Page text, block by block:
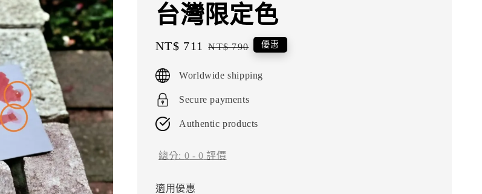
台灣限定色
Sale
NT$ 711 Regular
NT$ 790 優惠
Worldwide shipping
Secure payments
Authentic products
總分: 0 -0 評價
適用優惠